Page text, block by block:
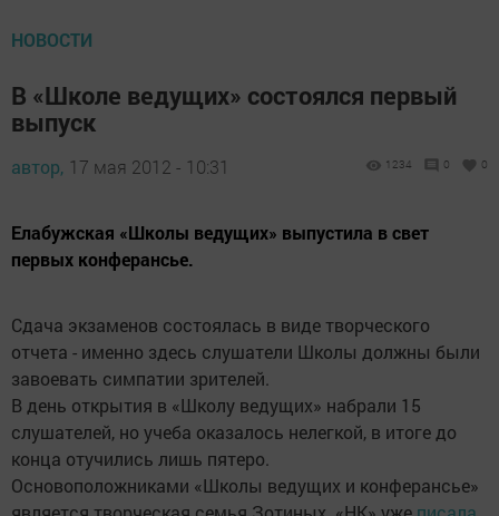
НОВОСТИ
В «Школе ведущих» состоялся первый
выпуск
автор, 17 мая 2012 - 10:31 1234 0 0
Елабужская «Школы ведущих» выпустила в свет
первых конферансье.
Сдача экзаменов состоялась в виде творческого
отчета - именно здесь слушатели Школы должны были
завоевать симпатии зрителей.
В день открытия в «Школу ведущих» набрали 15
слушателей, но учеба оказалось нелегкой, в итоге до
конца отучились лишь пятеро.
Основоположниками «Школы ведущих и конферансье»